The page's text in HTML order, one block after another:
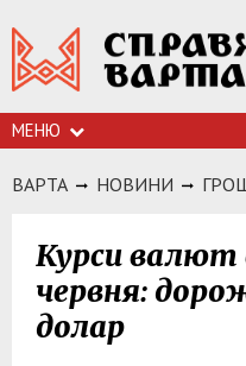
МЕНЮ
ВАРТА НОВИНИ
Курси валют
червня:
долар